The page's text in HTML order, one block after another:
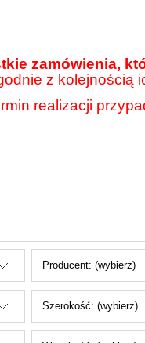
zamówienia,
z kolejnością
realizacji
Producent: (wybierz)
Szerokość: (wybierz)